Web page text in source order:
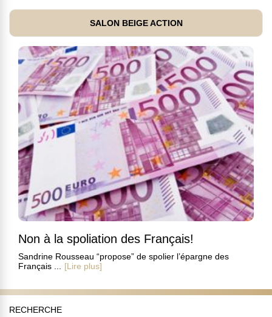
SALON BEIGE ACTION
Non à la spoliation des Français!
Sandrine Rousseau “propose” de spolier l’épargne des
Français ...
[Lire plus]
RECHERCHE